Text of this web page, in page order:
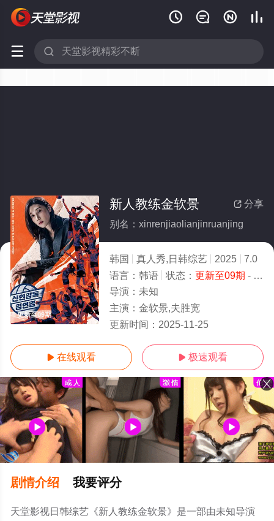
   
 
更新至09期
 分享
新人教练金软景
别名：xinrenjiaolianjinruanjing
韩国 真人秀,日韩综艺 2025
7.0
语言： 韩语 状态： 更新至09期 - 免费在线观看
导演： 未知
主演： 金软景,夫胜宽
更新时间： 2025-11-25
 在线观看  极速观看
剧情介绍 我要评分
天堂影视日韩综艺《新人教练金软景》是一部由未知导演